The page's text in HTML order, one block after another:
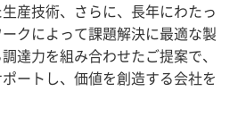
産技術、さらに、長年にわたっ
クによって課題解決に最適な製
達力を組み合わせたご提案で、
ートし、価値を創造する会社を